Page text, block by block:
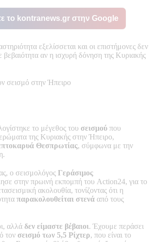
το kontranews.gr στην Google
εξελίσσεται και οι επιστήμονες δεν
αν η ισχυρή δόνηση της Κυριακής
σεισμό στην Ήπειρο
το μέγεθος του σεισμού που
της Κυριακής στην Ήπειρο,
Θεσπρωτίας, σύμφωνα με την
ο σεισμολόγος Γεράσιμος
στην πρωινή εκπομπή του Action24, για το
ακολουθία, τονίζοντας ότι η
παρακολουθείται στενά από τους
αλλά δεν είμαστε βέβαιοι. Έχουμε περάσει
τον σεισμό των 5,5 Ρίχτερ, που είναι το